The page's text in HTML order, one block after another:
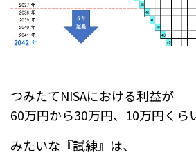
つみたてNISAにおける利益が
60万円から30万円、10万円くら
みたいな『試練』は、